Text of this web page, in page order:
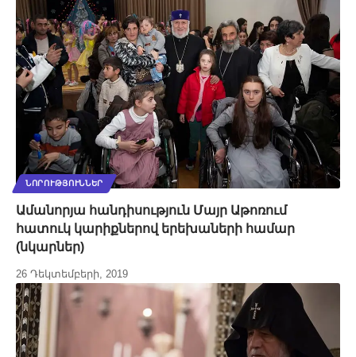
ՆՈՐՈՒԹՅՈՒՆՆԵՐ
Ամանորյա հանդիսություն Մայր Աթոռում
հատուկ կարիքներով երեխաների համար
(նկարներ)
26 Դեկտեմբերի, 2019